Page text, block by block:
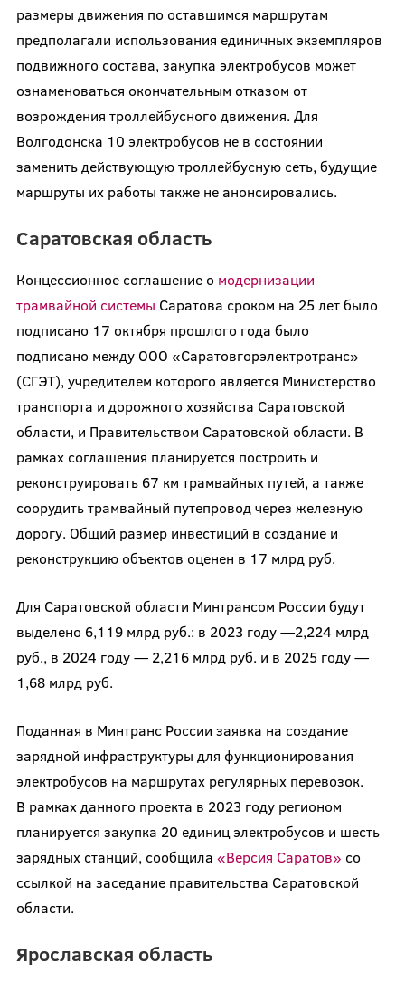
размеры движения по оставшимся маршрутам
предполагали использования единичных экземпляров
подвижного состава, закупка электробусов может
ознаменоваться окончательным отказом от
возрождения троллейбусного движения. Для
Волгодонска 10 электробусов не в состоянии
заменить действующую троллейбусную сеть, будущие
маршруты их работы также не анонсировались.
Саратовская область
Концессионное соглашение о модернизации
трамвайной системы Саратова сроком на 25 лет было
подписано 17 октября прошлого года было
подписано между ООО «Саратовгорэлектротранс»
(СГЭТ), учредителем которого является Министерство
транспорта и дорожного хозяйства Саратовской
области, и Правительством Саратовской области. В
рамках соглашения планируется построить и
реконструировать 67 км трамвайных путей, а также
соорудить трамвайный путепровод через железную
дорогу. Общий размер инвестиций в создание и
реконструкцию объектов оценен в 17 млрд руб.
Для Саратовской области Минтрансом России будут
выделено 6,119 млрд руб.: в 2023 году —2,224 млрд
руб., в 2024 году — 2,216 млрд руб. и в 2025 году —
1,68 млрд руб.
Поданная в Минтранс России заявка на создание
зарядной инфраструктуры для функционирования
электробусов на маршрутах регулярных перевозок.
В рамках данного проекта в 2023 году регионом
планируется закупка 20 единиц электробусов и шесть
зарядных станций, сообщила «Версия Саратов» со
ссылкой на заседание правительства Саратовской
области.
Ярославская область